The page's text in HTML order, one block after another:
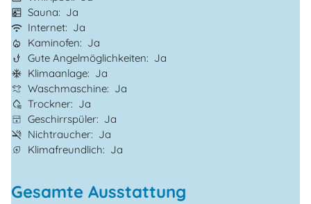
Sauna
Ja
Internet
Ja
Kaminofen
Ja
Gute Angelmöglichkeiten
Ja
Klimaanlage
Ja
Waschmaschine
Ja
Trockner
Ja
Geschirrspüler
Ja
Nichtraucher
Ja
Klimafreundlich
Ja
Gesamte Ausstattung